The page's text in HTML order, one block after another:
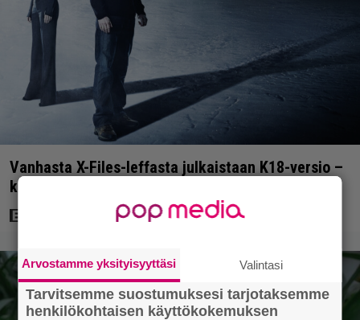
Vanhasta X-Files-leffasta julkaistaan K18-versio –
katso traileri
Arvostamme yksityisyyttäsi Valintasi
Tarvitsemme suostumuksesi tarjotaksemme
henkilökohtaisen käyttökokemuksen